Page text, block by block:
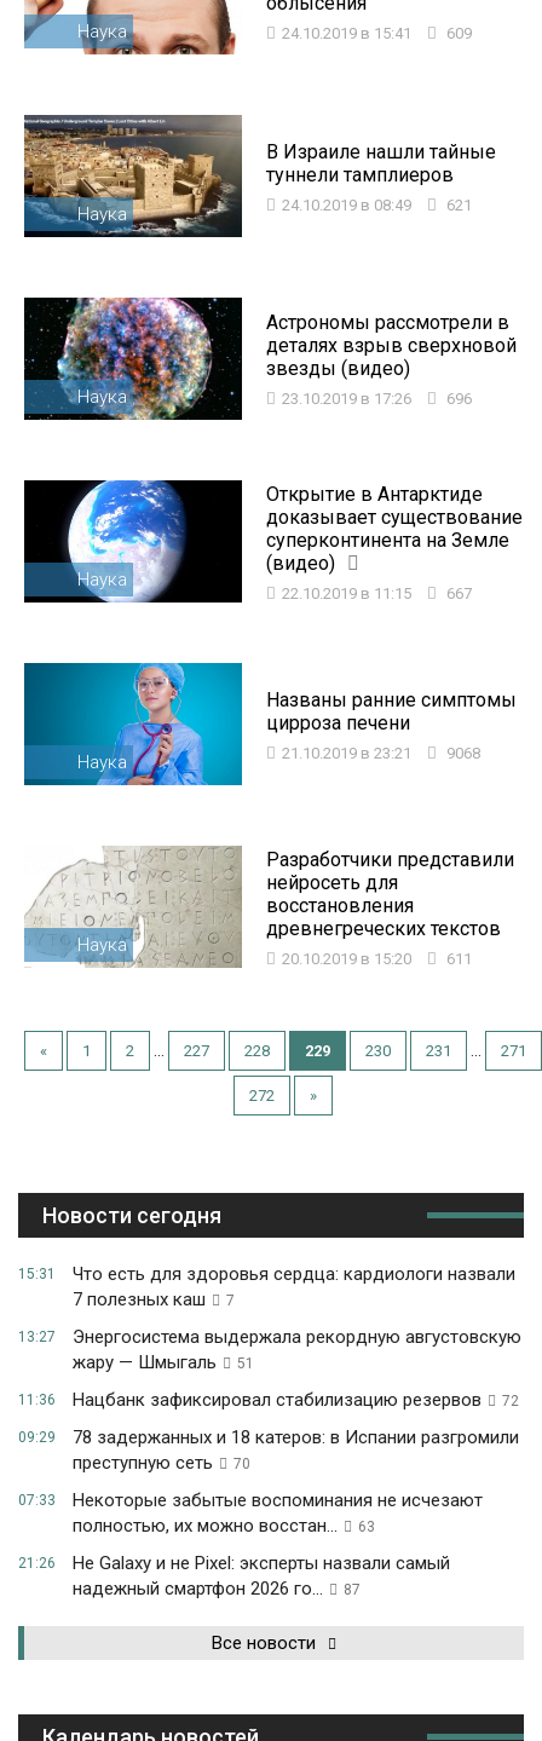
Наука 24.10.2019 в 15:41 609
Наука
В Израиле нашли тайные
туннели тамплиеров
24.10.2019 в 08:49 621
Наука
Астрономы рассмотрели в
деталях взрыв сверхновой
звезды (видео)
23.10.2019 в 17:26 696
Наука
Открытие в Антарктиде
доказывает существование
суперконтинента на Земле
(видео)
22.10.2019 в 11:15 667
Наука
Названы ранние симптомы
цирроза печени
21.10.2019 в 23:21 9068
Наука
Разработчики представили
нейросеть для
восстановления
древнегреческих текстов
20.10.2019 в 15:20 611
« 1 2 227 228 229 230 231 271
272 »
Новости сегодня
15:31
Что есть для здоровья сердца: кардиологи назвали
7 полезных каш
7
13:27
Энергосистема выдержала рекордную августовскую
жару — Шмыгаль
51
11:36 Нацбанк зафиксировал стабилизацию резервов 72
09:29
78 задержанных и 18 катеров: в Испании разгромили
преступную сеть
70
07:33
Некоторые забытые воспоминания не исчезают
полностью, их можно восстан...
63
21:26
Не Galaxy и не Pixel: эксперты назвали самый
надежный смартфон 2026 го...
87
Все новости